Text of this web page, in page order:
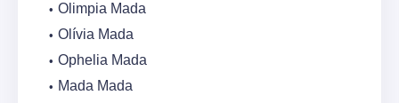
Olimpia Mada
Olívia Mada
Ophelia Mada
Mada Mada